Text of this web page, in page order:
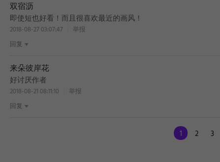
双宿沥
即使短也好看！而且很喜欢最近的画风！
2018-08-27 03:07:47
举报
回复
来朵彼岸花
好讨厌作者
2018-08-21 08:11:10
举报
回复
1 2 3